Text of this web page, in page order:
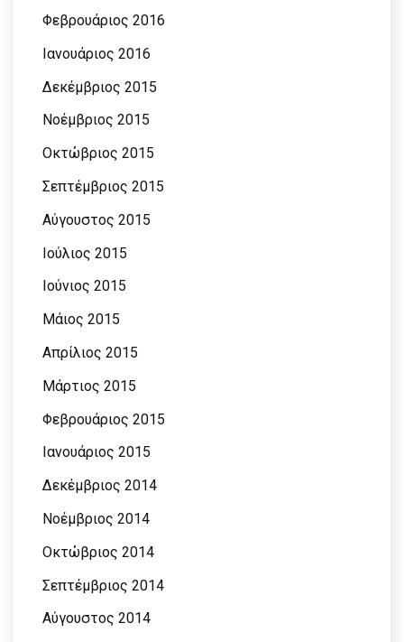
Φεβρουάριος 2016
Ιανουάριος 2016
Δεκέμβριος 2015
Νοέμβριος 2015
Οκτώβριος 2015
Σεπτέμβριος 2015
Αύγουστος 2015
Ιούλιος 2015
Ιούνιος 2015
Μάιος 2015
Απρίλιος 2015
Μάρτιος 2015
Φεβρουάριος 2015
Ιανουάριος 2015
Δεκέμβριος 2014
Νοέμβριος 2014
Οκτώβριος 2014
Σεπτέμβριος 2014
Αύγουστος 2014